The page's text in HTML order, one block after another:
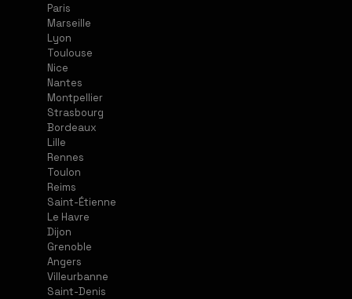
Paris
Marseille
Lyon
Toulouse
Nice
Nantes
Montpellier
Strasbourg
Bordeaux
Lille
Rennes
Toulon
Reims
Saint-Étienne
Le Havre
Dijon
Grenoble
Angers
Villeurbanne
Saint-Denis